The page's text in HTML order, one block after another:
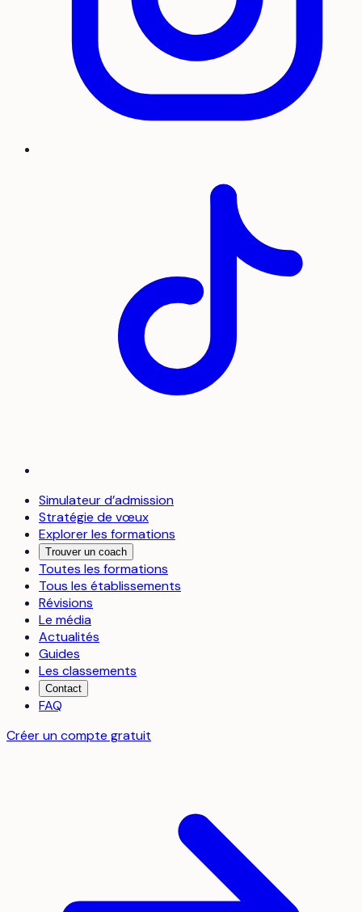
Simulateur d’admission
Stratégie de vœux
Explorer les formations
Trouver un coach
Toutes les formations
Tous les établissements
Révisions
Le média
Actualités
Guides
Les classements
Contact
FAQ
Créer un compte gratuit